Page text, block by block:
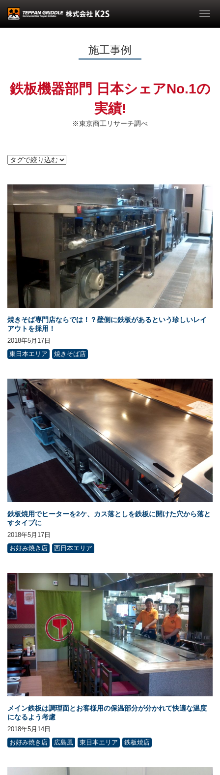
施工事例
鉄板機器部門 日本シェアNo.1の
実績!
※東京商工リサーチ調べ
焼きそば専門店ならでは！？壁側に鉄板があるという珍しいレイ
アウトを採用！
2018年5月17日
東日本エリア
焼きそば店
鉄板焼用でヒーターを2ケ、カス落としを鉄板に開けた穴から落と
すタイプに
2018年5月17日
お好み焼き店
西日本エリア
メイン鉄板は調理面とお客様用の保温部分が分かれて快適な温度
になるよう考慮
2018年5月14日
お好み焼き店
広島風 東日本エリア 鉄板焼店